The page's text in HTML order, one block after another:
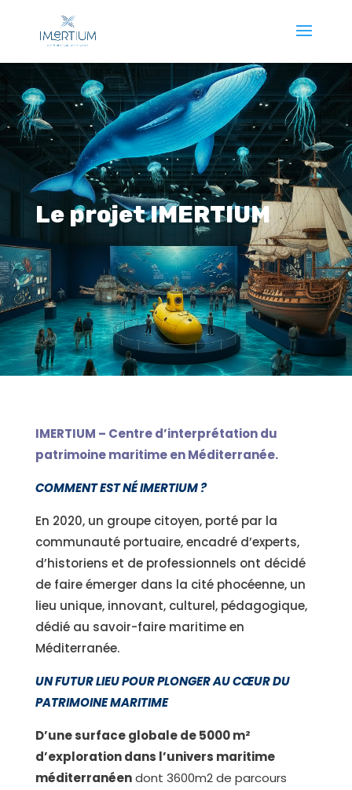
Le projet IMERTIUM
IMERTIUM – Centre d’interprétation du
patrimoine maritime en Méditerranée.
COMMENT EST NÉ IMERTIUM ?
En 2020, un groupe citoyen, porté par la
communauté portuaire, encadré d’experts,
d’historiens et de professionnels ont décidé
de faire émerger dans la cité phocéenne, un
lieu unique, innovant, culturel, pédagogique,
dédié au savoir-faire maritime en
Méditerranée.
UN FUTUR LIEU POUR PLONGER AU CŒUR DU
PATRIMOINE MARITIME
D’une surface globale de 5000 m²
d’exploration dans l’univers maritime
méditerranéendont 3600m2 de parcours